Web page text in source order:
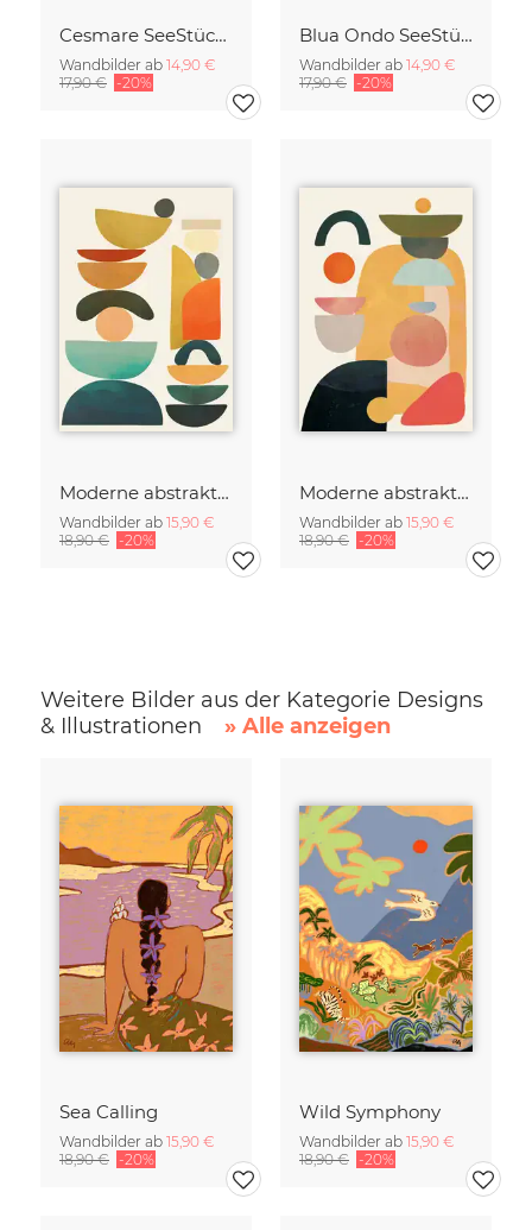
Cesmare SeeStück No.09
Wandbilder ab 14,90 €
17,90 € -20%
Blua Ondo SeeStück No.14
Wandbilder ab 14,90 €
17,90 € -20%
Moderne abstrakte Kunst
Wandbilder ab 15,90 €
18,90 € -20%
Moderne abstrakte Kunst
Wandbilder ab 15,90 €
18,90 € -20%
Weitere Bilder aus der Kategorie Designs
& Illustrationen
» Alle anzeigen
Sea Calling
Wandbilder ab 15,90 €
18,90 € -20%
Wild Symphony
Wandbilder ab 15,90 €
18,90 € -20%